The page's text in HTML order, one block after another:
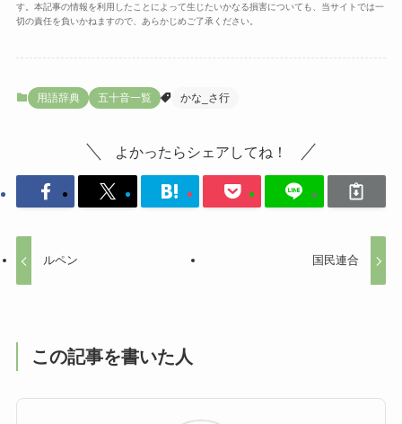
す。本記事の情報を利用したことによって生じたいかなる損害についても、当サイトでは一
切の責任を負いかねますので、あらかじめご了承ください。
用語辞典 五十音一覧 かな_さ行
よかったらシェアしてね！
ルペン 国民連合
この記事を書いた人